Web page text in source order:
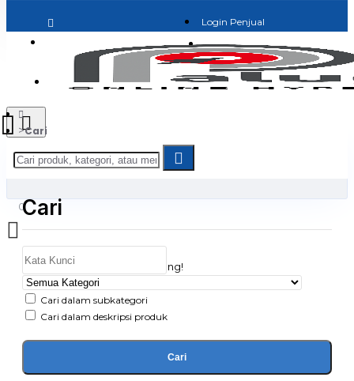
Login Penjual
Jadi Penjual
0
Daftar belanja Anda kosong!
Cari
Cari
Cari dalam subkategori
Cari dalam deskripsi produk
Cari